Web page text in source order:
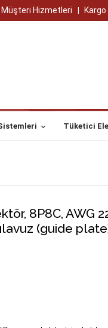
Müşteri Hizmetleri
Tüketici
8P8C, AWG
(guide